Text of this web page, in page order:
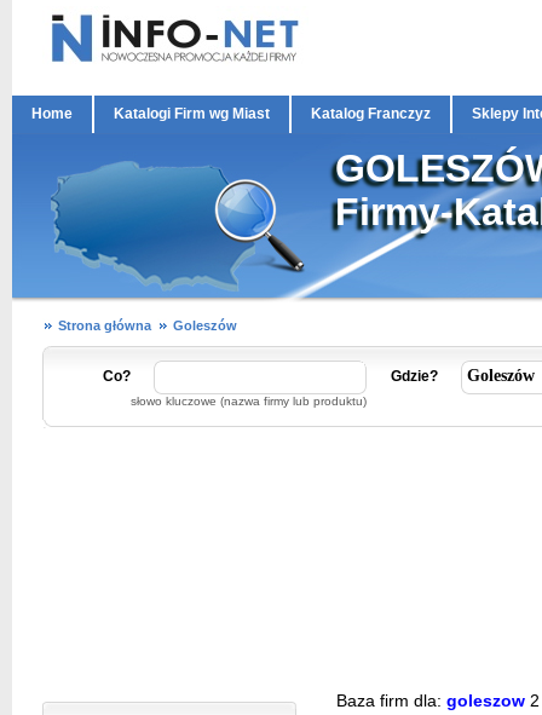
Home Katalogi Firm wg Miast Katalog Franczyz Sklepy
Firmy-
Strona główna Goleszów
Co?
słowo kluczowe (nazwa firmy lub produktu)
Gdzie?
Baza firm dla: goleszow 2